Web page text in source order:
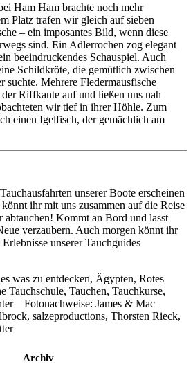
Ham Ham brachte noch mehr
Platz trafen wir gleich auf sieben
– ein imposantes Bild, wenn diese
sind. Ein Adlerrochen zog elegant
beeindruckendes Schauspiel. Auch
Schildkröte, die gemütlich zwischen
suchte. Mehrere Fledermausfische
Riffkante auf und ließen uns nah
wir tief in ihrer Höhle. Zum
einen Igelfisch, der gemächlich am
unserer Boote erscheinen
ihr mit uns zusammen auf die Reise
abtauchen! Kommt an Bord und lasst
verzaubern. Auch morgen könnt ihr
unserer Tauchguides
was zu entdecken, Ägypten, Rotes
Tauchschule, Tauchen, Tauchkurse,
– Fotonachweise: James & Mac
salzeproductions, Thorsten Rieck,
Archiv